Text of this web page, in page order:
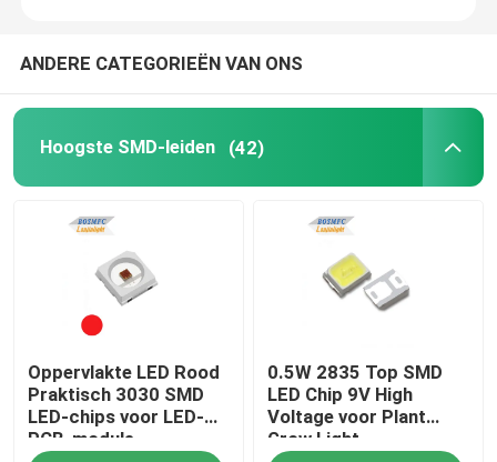
Binnenleiden groeien Licht
SMD LED PCBA
LED-pixel lichtsnoer
ANDERE CATEGORIEËN VAN ONS
Hoogste SMD-leiden (42)
Oppervlakte LED Rood
Praktisch 3030 SMD
LED-chips voor LED-
PCB-module
0.5W 2835 Top SMD
LED Chip 9V High
Voltage voor Plant
Grow Light